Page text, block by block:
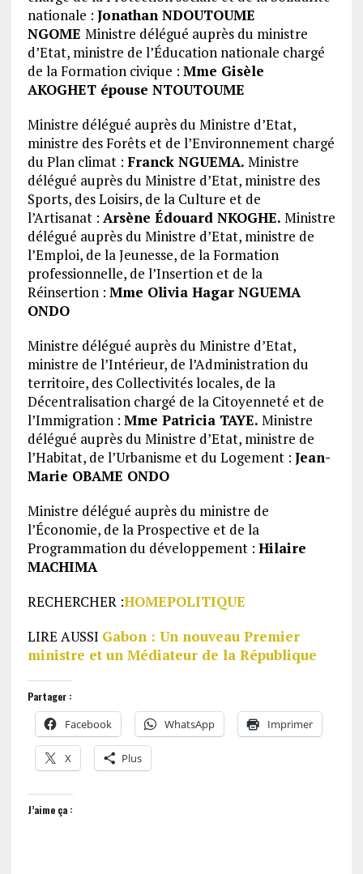
nationale : Jonathan NDOUTOUME
NGOME Ministre délégué auprès du ministre
d’Etat, ministre de l’Éducation nationale chargé
de la Formation civique : Mme Gisèle
AKOGHET épouse NTOUTOUME
Ministre délégué auprès du Ministre d’Etat,
ministre des Forêts et de l’Environnement chargé
du Plan climat : Franck NGUEMA. Ministre
délégué auprès du Ministre d’Etat, ministre des
Sports, des Loisirs, de la Culture et de
l’Artisanat : Arsène Édouard NKOGHE. Ministre
délégué auprès du Ministre d’Etat, ministre de
l’Emploi, de la Jeunesse, de la Formation
professionnelle, de l’Insertion et de la
Réinsertion : Mme Olivia Hagar NGUEMA
ONDO
Ministre délégué auprès du Ministre d’Etat,
ministre de l’Intérieur, de l’Administration du
territoire, des Collectivités locales, de la
Décentralisation chargé de la Citoyenneté et de
l’Immigration : Mme Patricia TAYE. Ministre
délégué auprès du Ministre d’Etat, ministre de
l’Habitat, de l’Urbanisme et du Logement : Jean-
Marie OBAME ONDO
Ministre délégué auprès du ministre de
l’Économie, de la Prospective et de la
Programmation du développement : Hilaire
MACHIMA
RECHERCHER :HOMEPOLITIQUE
LIRE AUSSI Gabon : Un nouveau Premier
ministre et un Médiateur de la République
Partager :
Facebook WhatsApp Imprimer
X Plus
J’aime ça :